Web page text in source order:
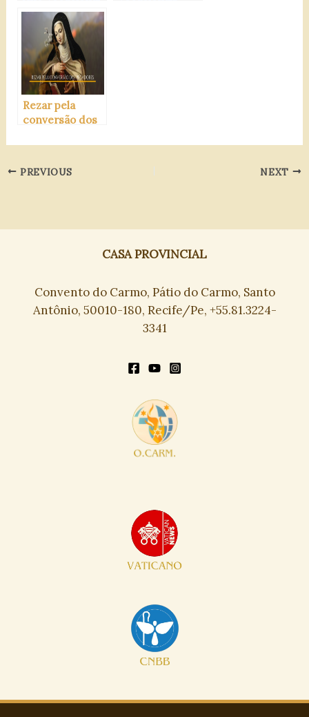
Carmelita
Rezar pela
conversão dos
PREVIOUS NEXT
CASA PROVINCIAL
Convento do Carmo, Pátio do Carmo, Santo
Antônio, 50010-180, Recife/Pe, +55.81.3224-
3341